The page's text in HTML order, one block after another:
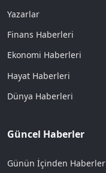
Yazarlar
Finans Haberleri
Ekonomi Haberleri
Hayat Haberleri
Dünya Haberleri
Güncel Haberler
Günün İçinden Haberler